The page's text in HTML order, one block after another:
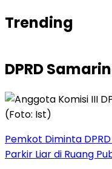
Trending
DPRD
Pemkot Diminta
Parkir Liar di Ruang